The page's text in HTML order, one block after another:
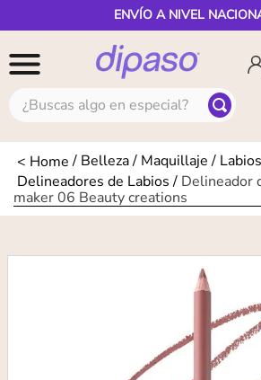
ENVÍO A NIVEL
¿Buscas algo en especial?
Belleza Maquillaje
Labios
Delineadores de Labios
Delineador
maker 06 Beauty creations